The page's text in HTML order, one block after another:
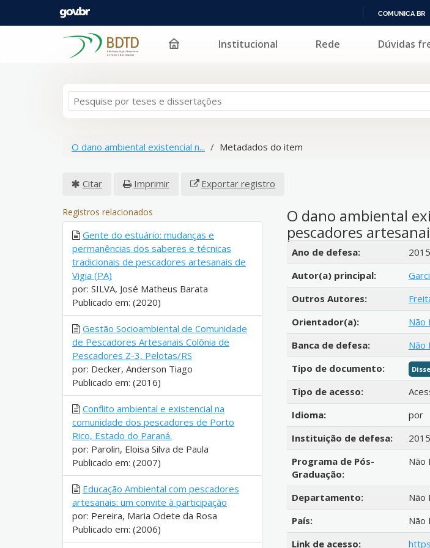
PARA
COMUNICA BR
Pular para o conteúdo Institucional Rede Dúvidas
O dano ambiental existencial n... Metadados do item
Citar Imprimir Exportar registro
O dano ambiental
pescadores
Detalhes bibliográficos
Ano de defesa:
2015
Autor(a) principal:
Outros Autores:
Orientador(a):
Não
Banca de defesa:
Não
Tipo de documento:
Tipo de acesso:
Idioma:
por
Instituição de defesa:
2015
Programa de Pós-
Graduação:
Não
Departamento:
Não
País:
Não
Link de acesso:
Registros relacionados
Gente do estuário: mudanças e
permanências dos saberes e técnicas
tradicionais de pescadores artesanais de
Vigia (PA)
por: SILVA, José Matheus Barata
Publicado em: (2020)
Gestão Socioambiental de Comunidade
de Pescadores Artesanais Colônia de
Pescadores Z-3, Pelotas/RS
por: Decker, Anderson Tiago
Publicado em: (2016)
Conflito ambiental e existencial na
comunidade dos pescadores de Porto
Rico, Estado do Paraná.
por: Parolin, Eloisa Silva de Paula
Publicado em: (2007)
Educação Ambiental com pescadores
artesanais: um convite à participação
por: Pereira, Maria Odete da Rosa
Publicado em: (2006)